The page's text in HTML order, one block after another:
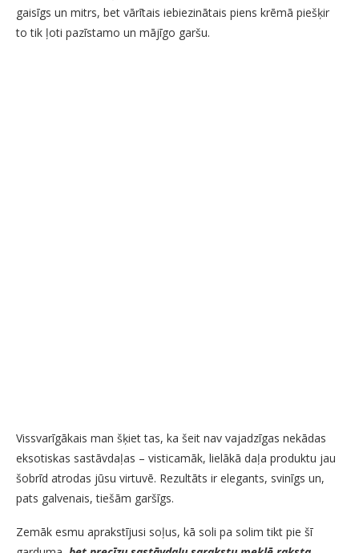
gaisīgs un mitrs, bet vārītais iebiezinātais piens krēmā piešķir
to tik ļoti pazīstamo un mājīgo garšu.
Vissvarīgākais man šķiet tas, ka šeit nav vajadzīgas nekādas
eksotiskas sastāvdaļas – visticamāk, lielākā daļa produktu jau
šobrīd atrodas jūsu virtuvē. Rezultāts ir elegants, svinīgs un,
pats galvenais, tiešām garšīgs.
Zemāk esmu aprakstījusi soļus, kā soli pa solim tikt pie šī